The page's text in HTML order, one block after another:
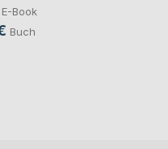
E-Book
Buch